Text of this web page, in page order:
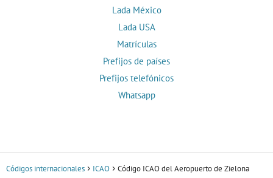
Lada México
Lada USA
Matrículas
Prefijos de países
Prefijos telefónicos
Whatsapp
Códigos internacionales ICAO
Código ICAO del Aeropuerto de Zielona